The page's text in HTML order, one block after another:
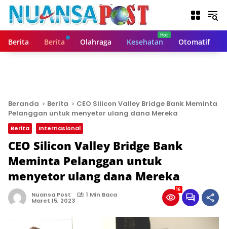
Berita Berita Olahraga Kesehatan Otomatif
Beranda Berita
CEO Silicon Valley Bridge Bank Meminta
Pelanggan untuk menyetor ulang dana Mereka
Berita Internasional
CEO Silicon Valley Bridge Bank
Meminta Pelanggan untuk
menyetor ulang dana Mereka
Nuansa Post 1 Min Baca
Maret 15, 2023
16